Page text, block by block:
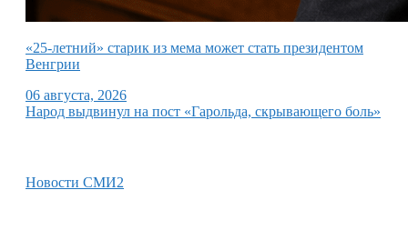
«25-летний» старик из мема может стать президентом
Венгрии
06 августа, 2026
Народ выдвинул на пост «Гарольда, скрывающего боль»
Новости СМИ2